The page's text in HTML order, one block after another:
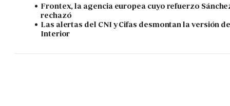
Frontex, la agencia europea cuyo refuerzo
rechazó
Las alertas del CNI y Cifas desmontan la versión
Interior